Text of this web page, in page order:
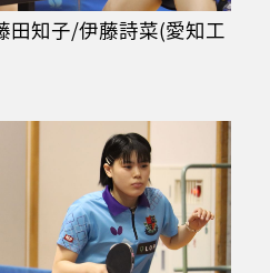
知子/伊藤詩菜(愛知工